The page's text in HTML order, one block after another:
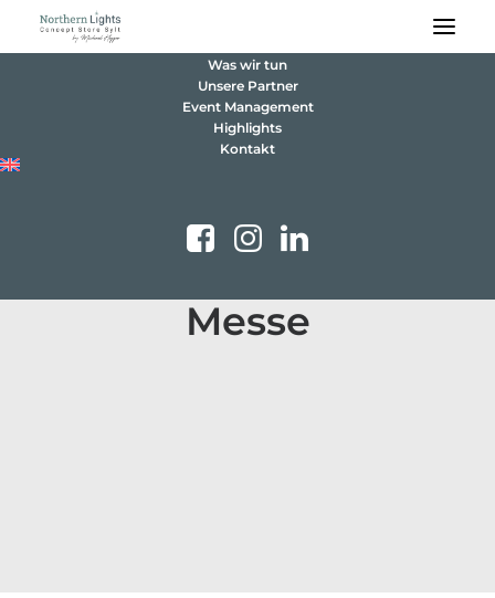
Was wir tun
Unsere Partner
Event Management
Highlights
Kontakt
Messe